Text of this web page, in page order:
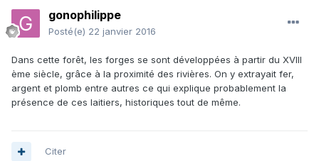
gonophilippe
Posté(e) 22 janvier 2016
Dans cette forêt, les forges se sont développées à partir du XVIII
ème siècle, grâce à la proximité des rivières. On y extrayait fer,
argent et plomb entre autres ce qui explique probablement la
présence de ces laitiers, historiques tout de même.
Citer